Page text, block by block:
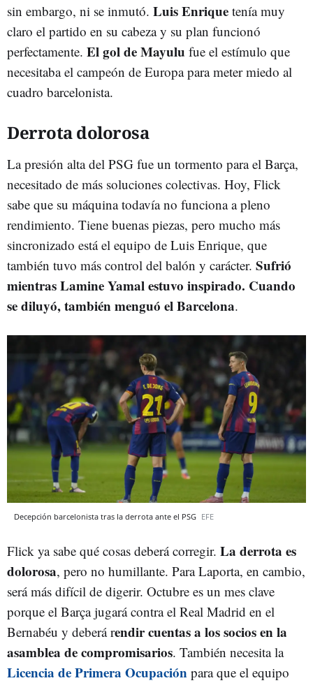
sin embargo, ni se inmutó. Luis Enrique tenía muy
claro el partido en su cabeza y su plan funcionó
perfectamente. El gol de Mayulu fue el estímulo que
necesitaba el campeón de Europa para meter miedo al
cuadro barcelonista.
Derrota dolorosa
La presión alta del PSG fue un tormento para el Barça,
necesitado de más soluciones colectivas. Hoy, Flick
sabe que su máquina todavía no funciona a pleno
rendimiento. Tiene buenas piezas, pero mucho más
sincronizado está el equipo de Luis Enrique, que
también tuvo más control del balón y carácter. Sufrió
mientras Lamine Yamal estuvo inspirado. Cuando
se diluyó, también menguó el Barcelona.
Decepción barcelonista tras la derrota ante el PSG EFE
Flick ya sabe qué cosas deberá corregir. La derrota es
dolorosa, pero no humillante. Para Laporta, en cambio,
será más difícil de digerir. Octubre es un mes clave
porque el Barça jugará contra el Real Madrid en el
Bernabéu y deberá rendir cuentas a los socios en la
asamblea de compromisarios. También necesita la
Licencia de Primera Ocupación para que el equipo